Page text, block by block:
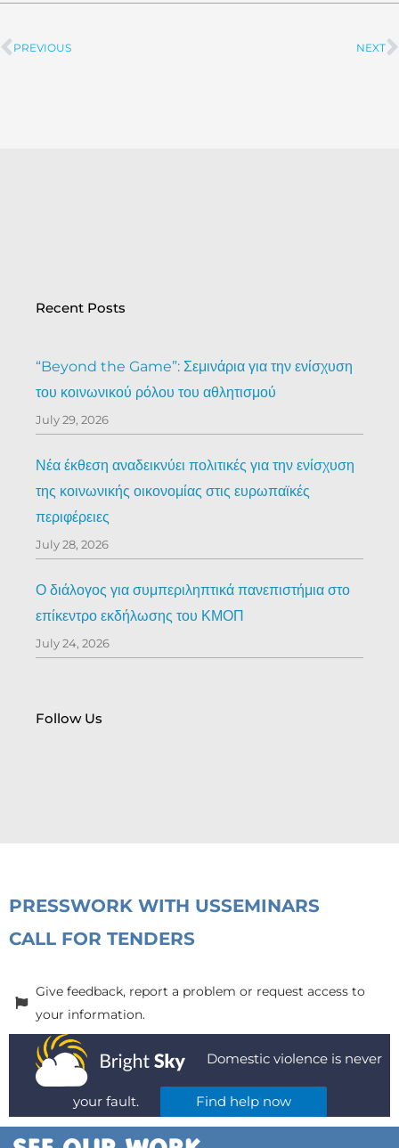
Prev
PREVIOUS NEXT
Recent Posts
“Beyond the Game”: Σεμινάρια για την ενίσχυση
του κοινωνικού ρόλου του αθλητισμού
July 29, 2026
Νέα έκθεση αναδεικνύει πολιτικές για την ενίσχυση
της κοινωνικής οικονομίας στις ευρωπαϊκές
περιφέρειες
July 28, 2026
Ο διάλογος για συμπεριληπτικά πανεπιστήμια στο
επίκεντρο εκδήλωσης του ΚΜΟΠ
July 24, 2026
Follow Us
PRESSWORK WITH USSEMINARS
CALL FOR TENDERS
Give feedback, report a problem or request access to
your information.
Domestic violence is never
your fault. Find help now